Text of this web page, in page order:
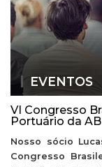
EVENTOS
VI Congresso
Portuário da
Nosso sócio
Congresso